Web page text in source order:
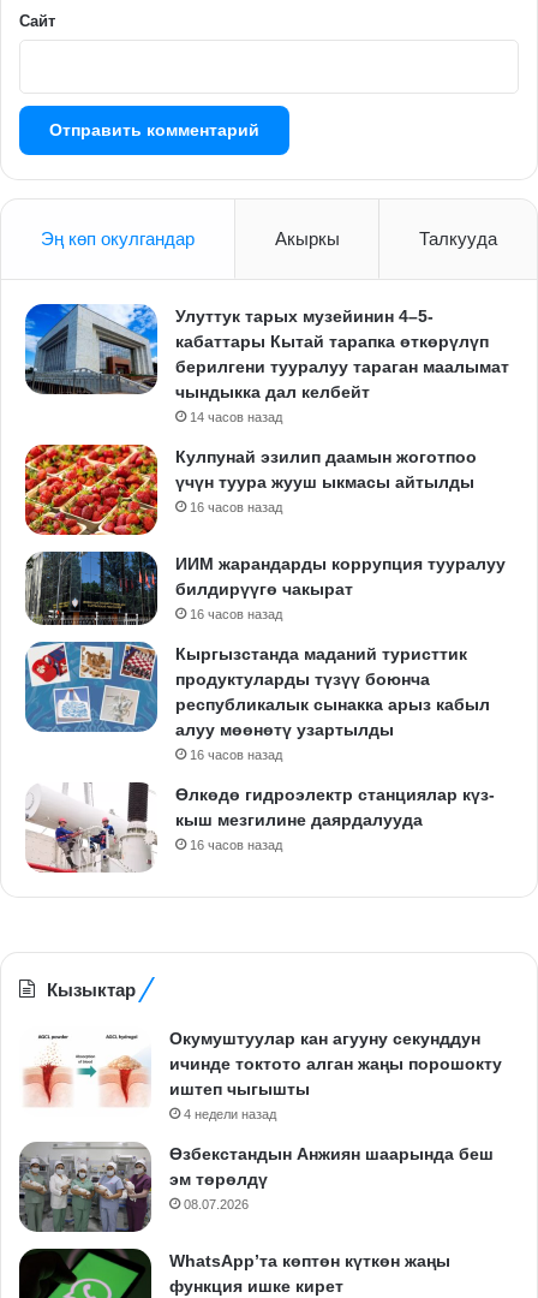
Сайт
Эң көп окулгандар Акыркы Талкууда
Улуттук тарых музейинин 4–5-
кабаттары Кытай тарапка өткөрүлүп
берилгени тууралуу тараган маалымат
чындыкка дал келбейт
14 часов назад
Кулпунай эзилип даамын жоготпоо
үчүн туура жууш ыкмасы айтылды
16 часов назад
ИИМ жарандарды коррупция тууралуу
билдирүүгө чакырат
16 часов назад
Кыргызстанда маданий туристтик
продуктуларды түзүү боюнча
республикалык сынакка арыз кабыл
алуу мөөнөтү узартылды
16 часов назад
Өлкөдө гидроэлектр станциялар күз-
кыш мезгилине даярдалууда
16 часов назад
Кызыктар
Окумуштуулар кан агууну секунддун
ичинде токтото алган жаңы порошокту
иштеп чыгышты
4 недели назад
Өзбекстандын Анжиян шаарында беш
эм төрөлдү
08.07.2026
WhatsApp’та көптөн күткөн жаңы
функция ишке кирет